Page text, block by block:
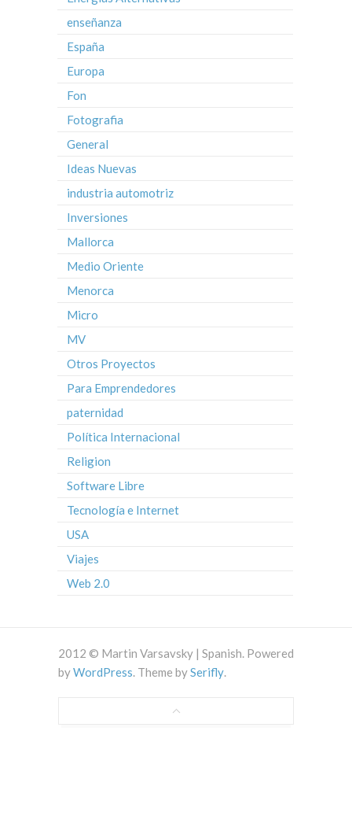
enseñanza
España
Europa
Fon
Fotografia
General
Ideas Nuevas
industria automotriz
Inversiones
Mallorca
Medio Oriente
Menorca
Micro
MV
Otros Proyectos
Para Emprendedores
paternidad
Política Internacional
Religion
Software Libre
Tecnología e Internet
USA
Viajes
Web 2.0
2012 © Martin Varsavsky | Spanish. Powered
byWordPress. Theme bySerifly.